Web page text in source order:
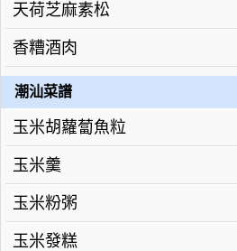
天荷芝麻素松
香糟酒肉
潮汕菜譜
玉米胡蘿蔔魚粒
玉米羹
玉米粉粥
玉米發糕